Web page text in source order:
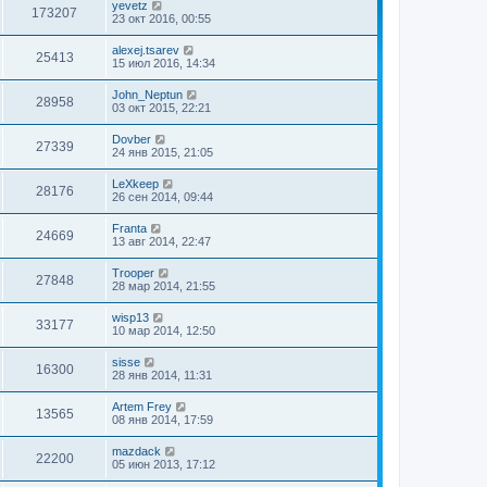
173207
yevetz
23 окт 2016, 00:55
25413
alexej.tsarev
15 июл 2016, 14:34
28958
John_Neptun
03 окт 2015, 22:21
27339
Dovber
24 янв 2015, 21:05
28176
LeXkeep
26 сен 2014, 09:44
24669
Franta
13 авг 2014, 22:47
27848
Trooper
28 мар 2014, 21:55
33177
wisp13
10 мар 2014, 12:50
16300
sisse
28 янв 2014, 11:31
13565
Artem Frey
08 янв 2014, 17:59
22200
mazdack
05 июн 2013, 17:12